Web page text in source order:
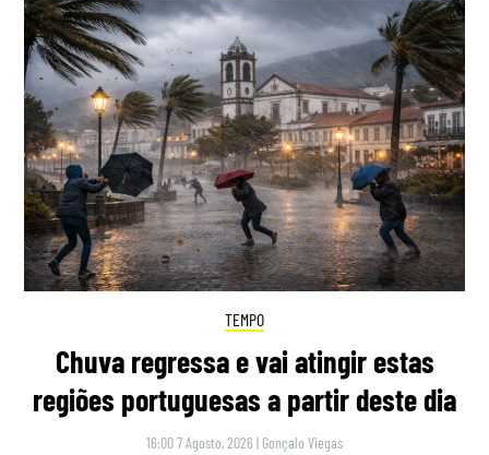
TEMPO
Chuva regressa e vai atingir estas
regiões portuguesas a partir deste dia
16:00 7 Agosto, 2026 | Gonçalo Viegas